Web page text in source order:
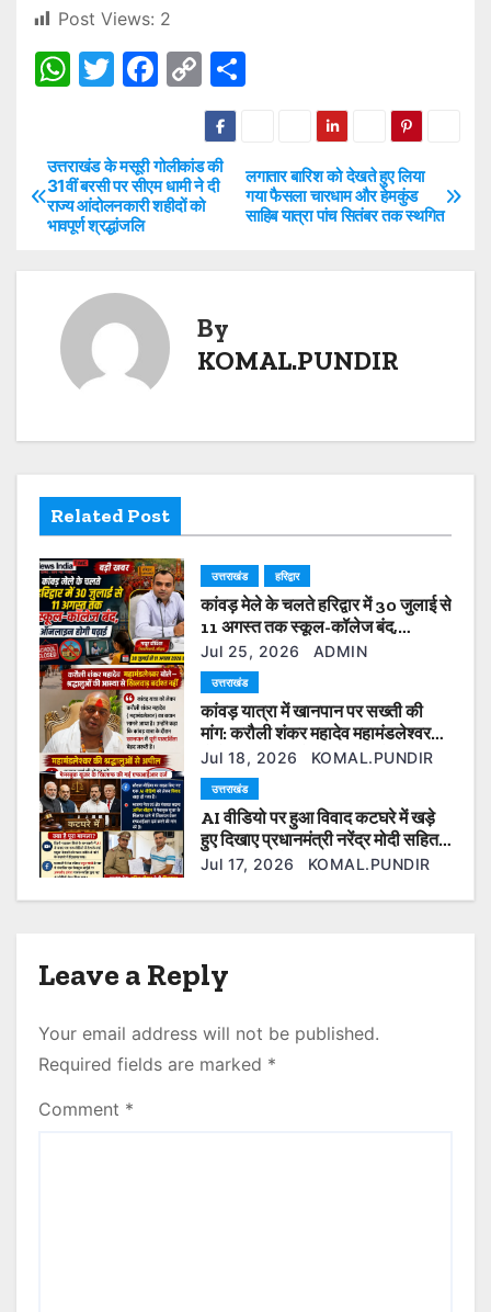
Post Views: 2
W
s
A
p
T
er
F
e
b
k
C
o
p
y
Li
S
e
P
o
v
g
a
t
i
o
n
लगातार बारिश को देखते हुए लिया
गया फैसला चारधाम और हेमकुंड
साहिब यात्रा पांच सितंबर तक स्थगित
उत्तराखंड के मसूरी गोलीकांड की
31वीं बरसी पर सीएम धामी ने दी
राज्य आंदोलनकारी शहीदों को
भावपूर्ण श्रद्धांजलि
By
KOMAL.PUNDIR
Related Post
उत्तराखंड हरिद्वार
कांवड़ मेले के चलते हरिद्वार में 30 जुलाई से
11 अगस्त तक स्कूल-कॉलेज बंद,
ऑनलाइन होगी पढ़ाई
Jul 25, 2026 ADMIN
उत्तराखंड
कांवड़ यात्रा में खानपान पर सख्ती की
मांग: करौली शंकर महादेव महामंडलेश्वर
बोले— श्रद्धालुओं की आस्था से खिलवाड़
बर्दाश्त नहीं
Jul 18, 2026 KOMAL.PUNDIR
उत्तराखंड
AI वीडियो पर हुआ विवाद कटघरे में खड़े
हुए दिखाए प्रधानमंत्री नरेंद्र मोदी सहित
कई ओर नेता फेसबुक यूजर के खिलाफ की
Jul 17, 2026 KOMAL.PUNDIR
Leave a Reply
Your email address will not be published.
Required fields are marked *
Comment *